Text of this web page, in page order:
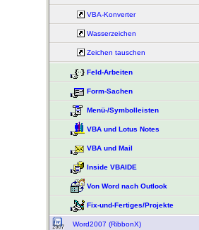
VBA-Konverter
Wasserzeichen
Zeichen tauschen
Feld-Arbeiten
Form-Sachen
Menü-/Symbolleisten
VBA und Lotus Notes
VBA und Mail
Inside VBAIDE
Von Word nach Outlook
Fix-und-Fertiges/Projekte
Word2007 (RibbonX)